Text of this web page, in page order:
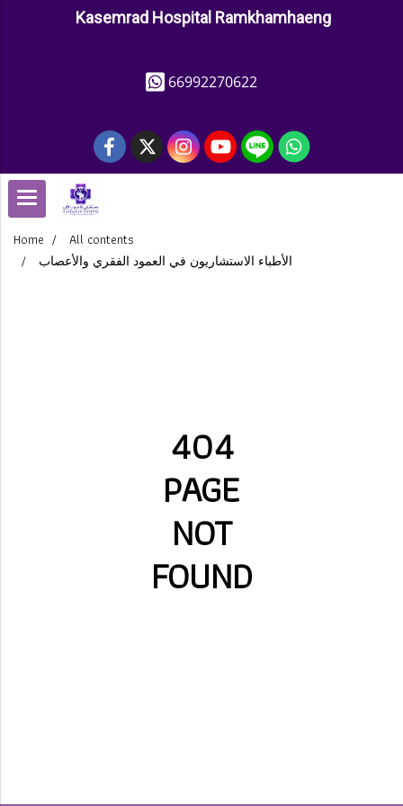
Kasemrad Hospital Ramkhamhaeng
66992270622
Home
All contents
الأطباء الاستشاريون في العمود الفقري والأعصاب
404
PAGE
NOT
FOUND